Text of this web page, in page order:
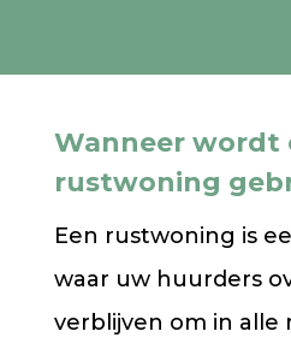
Wanneer wordt
rustwoning
Een rustwoning is
waar uw huurders
verblijven om in alle